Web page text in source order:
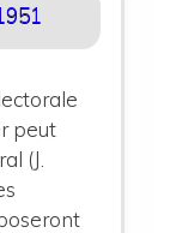
peut
(J.